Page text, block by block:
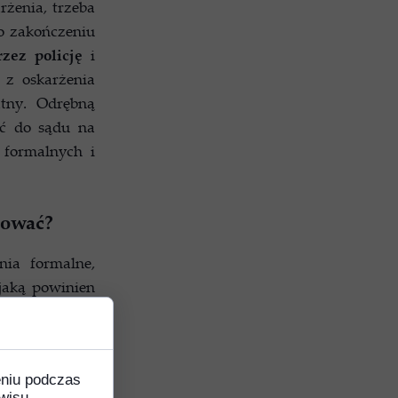
trzeba
zakończeniu
policję i
oskarżenia
Odrębną
do sądu na
formalnych i
formalne,
powinien
oraz
podczas